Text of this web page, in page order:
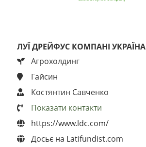
ЛУЇ ДРЕЙФУС КОМПАНІ УКРАЇНА
Агрохолдинг
Гайсин
Костянтин Савченко
Показати контакти
https://www.ldc.com/
Досьє на Latifundist.com